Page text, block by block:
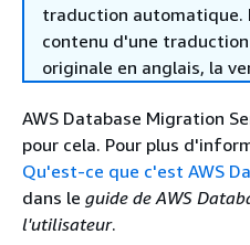
traduction automatique.
contenu d'une
originale en anglais, la
AWS Database Migration
pour cela. Pour plus
Qu'est-ce que c'est AWS
dans le guide de AWS
l'utilisateur.